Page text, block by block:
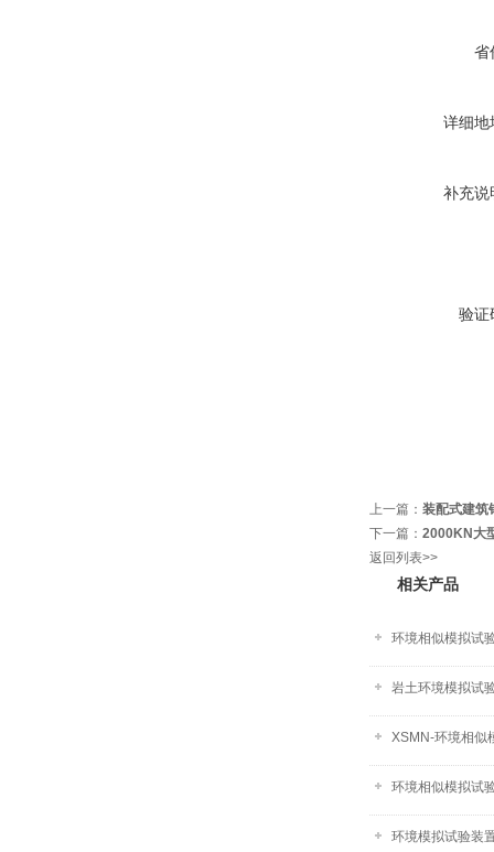
省
详细地
补充说
验证
上一篇： 装配式建筑
下一篇： 2000KN大
返回列表>>
相关产品
环境相似模拟试
岩土环境模拟试
XSMN-环境相似
环境相似模拟试
环境模拟试验装